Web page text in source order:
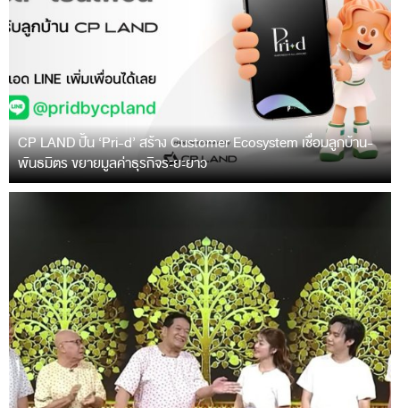
CP LAND ปั้น ‘Pri-d’ สร้าง Customer Ecosystem เชื่อมลูกบ้าน-
พันธมิตร ขยายมูลค่าธุรกิจระยะยาว